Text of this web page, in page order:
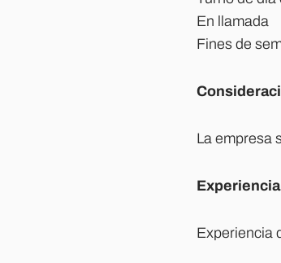
En llamada
Fines de
La empresa
Experiencia